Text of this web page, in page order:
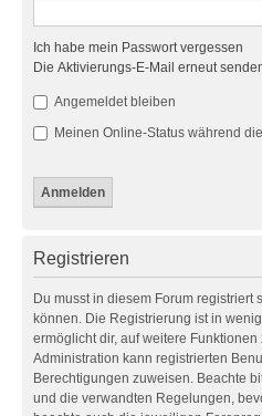
Ich habe mein Passwort vergessen
Die Aktivierungs-E-Mail erneut
Angemeldet bleiben
Meinen Online-Status während
Registrieren
Du musst in diesem Forum registriert
können. Die Registrierung ist in
ermöglicht dir, auf weitere
Administration kann registrierten
Berechtigungen zuweisen. Beachte
und die verwandten Regelungen,